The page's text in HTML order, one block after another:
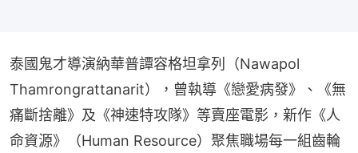
泰國鬼才導演納華普譚容格坦拿列（Nawapol
Thamrongrattanarit），曾執導《戀愛病發》、《無
痛斷捨離》及《神速特攻隊》等賣座電影，新作《人
命資源》（Human Resource）聚焦職場每一組齒輪